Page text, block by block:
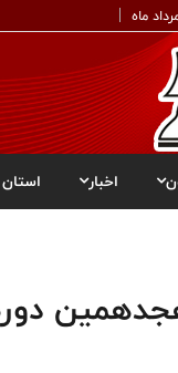
ماه
اخبار